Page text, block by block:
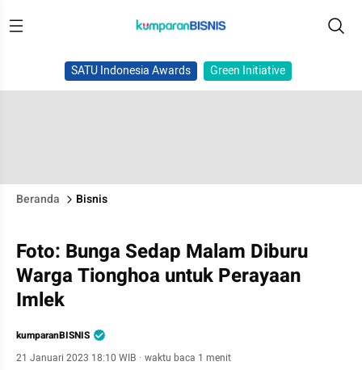
SATU Indonesia Awards Green Initiative
Beranda Bisnis
Foto: Bunga Sedap Malam Diburu
Warga Tionghoa untuk Perayaan
Imlek
kumparanBISNIS
21 Januari 2023 18:10 WIB · waktu baca 1 menit